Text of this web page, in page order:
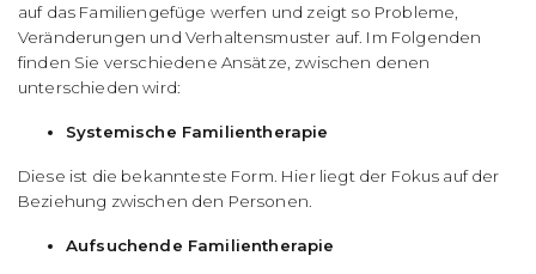
auf das Familiengefüge werfen und zeigt so Probleme,
Veränderungen und Verhaltensmuster auf. Im Folgenden
finden Sie verschiedene Ansätze, zwischen denen
unterschieden wird:
Systemische Familientherapie
Diese ist die bekannteste Form. Hier liegt der Fokus auf der
Beziehung zwischen den Personen.
Aufsuchende Familientherapie